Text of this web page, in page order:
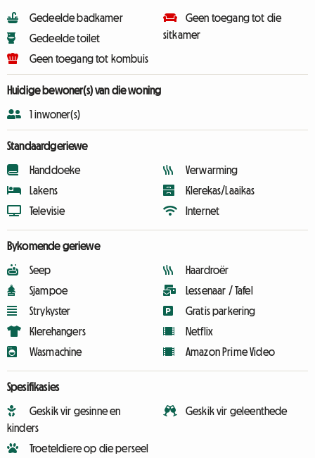
Gedeelde badkamer
Gedeelde toilet
Geen toegang tot kombuis
Geen toegang tot die
sitkamer
Huidige bewoner(s) van die woning
1 inwoner(s)
Standaardgeriewe
Handdoeke
Lakens
Televisie
Verwarming
Klerekas/Laaikas
Internet
Bykomende geriewe
Seep
Sjampoe
Strykyster
Klerehangers
Wasmachine
Haardroër
Lessenaar / Tafel
Gratis parkering
Netflix
Amazon Prime Video
Spesifikasies
Geskik vir gesinne en
kinders
Troeteldiere op die perseel
Geskik vir geleenthede